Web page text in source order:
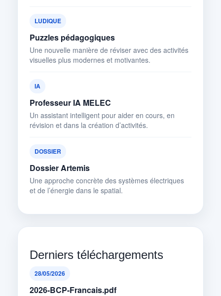
LUDIQUE
Puzzles pédagogiques
Une nouvelle manière de réviser avec des activités
visuelles plus modernes et motivantes.
IA
Professeur IA MELEC
Un assistant intelligent pour aider en cours, en
révision et dans la création d’activités.
DOSSIER
Dossier Artemis
Une approche concrète des systèmes électriques
et de l’énergie dans le spatial.
Derniers téléchargements
28/05/2026
2026-BCP-Francais.pdf